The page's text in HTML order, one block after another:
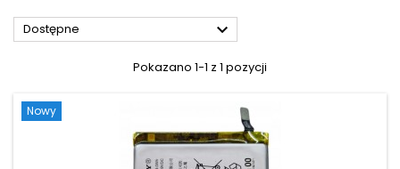
Dostępne 
Pokazano 1-1 z 1 pozycji
Nowy